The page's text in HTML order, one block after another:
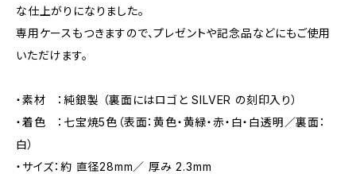
な仕上がりになりました。
専用ケースもつきますので、プレゼントや記念品などにもご使用
いただけます。
・素材 ：純銀製 （裏面にはロゴと SILVER の刻印入り）
・着色 ：七宝焼5色（表面：黄色・黄緑・赤・白・白透明／裏面：
白）
・サイズ：約 直径28mm／ 厚み 2.3mm